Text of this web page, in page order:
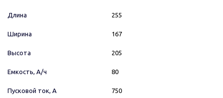
Длина 255
Ширина 167
Высота 205
Емкость, А/ч 80
Пусковой ток, А 750